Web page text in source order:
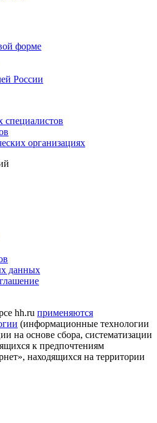
форме
России
специалистов
организациях
данных
hh.ru применяются
(информационные технологии
на основе сбора, систематизации
к предпочтениям
находящихся на территории